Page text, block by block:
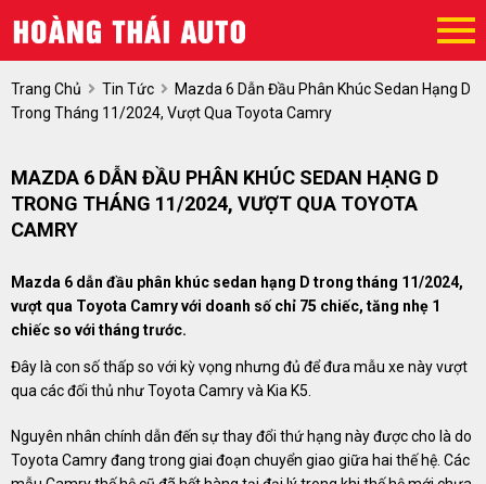
Trang Chủ Tin Tức
Mazda 6 Dẫn Đầu Phân Khúc Sedan Hạng D
Trong Tháng 11/2024, Vượt Qua Toyota Camry
MAZDA 6 DẪN ĐẦU PHÂN KHÚC SEDAN HẠNG D
TRONG THÁNG 11/2024, VƯỢT QUA TOYOTA
CAMRY
Mazda 6 dẫn đầu phân khúc sedan hạng D trong tháng 11/2024,
vượt qua Toyota Camry với doanh số chỉ 75 chiếc, tăng nhẹ 1
chiếc so với tháng trước.
Đây là con số thấp so với kỳ vọng nhưng đủ để đưa mẫu xe này vượt
qua các đối thủ như Toyota Camry và Kia K5.
Nguyên nhân chính dẫn đến sự thay đổi thứ hạng này được cho là do
Toyota Camry đang trong giai đoạn chuyển giao giữa hai thế hệ. Các